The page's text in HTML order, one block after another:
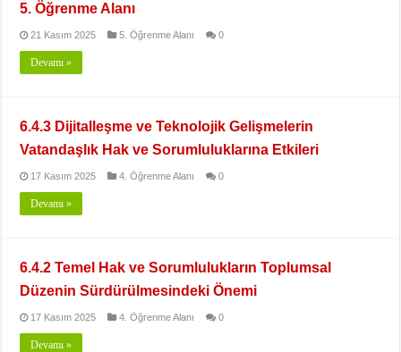
5. Öğrenme Alanı
21 Kasım 2025 5. Öğrenme Alanı 0
Devamı »
6.4.3 Dijitalleşme ve Teknolojik Gelişmelerin
Vatandaşlık Hak ve Sorumluluklarına Etkileri
17 Kasım 2025 4. Öğrenme Alanı 0
Devamı »
6.4.2 Temel Hak ve Sorumlulukların Toplumsal
Düzenin Sürdürülmesindeki Önemi
17 Kasım 2025 4. Öğrenme Alanı 0
Devamı »